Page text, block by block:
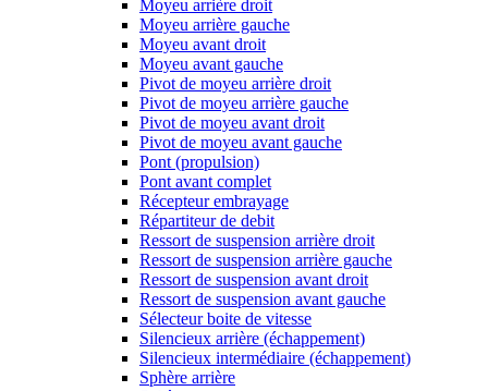
Moyeu arrière droit
Moyeu arrière gauche
Moyeu avant droit
Moyeu avant gauche
Pivot de moyeu arrière droit
Pivot de moyeu arrière gauche
Pivot de moyeu avant droit
Pivot de moyeu avant gauche
Pont (propulsion)
Pont avant complet
Récepteur embrayage
Répartiteur de debit
Ressort de suspension arrière droit
Ressort de suspension arrière gauche
Ressort de suspension avant droit
Ressort de suspension avant gauche
Sélecteur boite de vitesse
Silencieux arrière (échappement)
Silencieux intermédiaire (échappement)
Sphère arrière